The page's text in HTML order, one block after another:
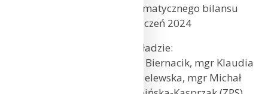
Przestrzenny rozkład klimatycznego bilansu
wodnego – styczeń 2024
Opracował zespół ZMK w składzie:
dr Michał Marosz, dr Dawid Biernacik, mgr Klaudia
Kusek, mgr inż. Kamila Wasielewska, mgr Michał